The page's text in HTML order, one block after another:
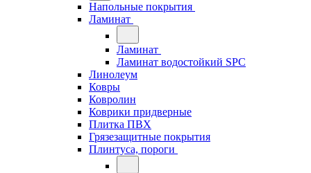
Напольные покрытия
Ламинат
Ламинат
Ламинат водостойкий SPC
Линолеум
Ковры
Ковролин
Коврики придверные
Плитка ПВХ
Грязезащитные покрытия
Плинтуса, пороги